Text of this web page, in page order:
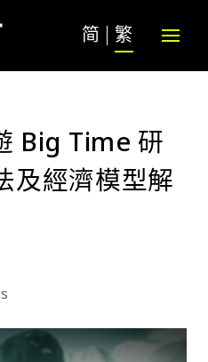
简 繁
Big Time 研
及經濟模型解